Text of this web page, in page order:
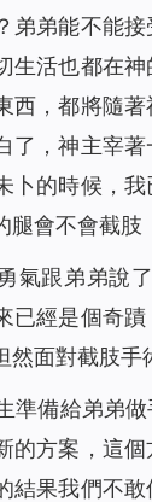
弟弟能不能
生活也都在
西，都將隨
了，神主宰
卜的時候，
會不會截肢
氣跟弟弟說
已經是個奇
面對截肢手
準備給弟弟
的方案，這
結果我們不